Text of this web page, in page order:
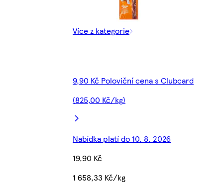
Více z kategorie
9,90 Kč Poloviční cena s Clubcard
(825,00 Kč/kg)
Nabídka platí do 10. 8. 2026
19,90 Kč
1 658,33 Kč/kg